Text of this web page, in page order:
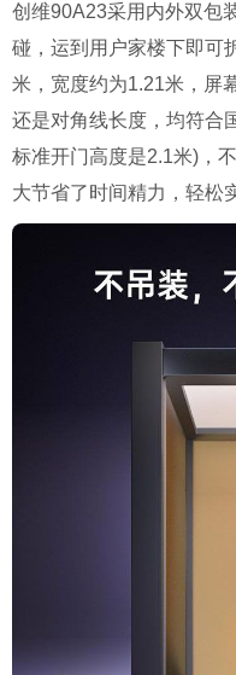
创维90A23采用内外双包
碰，运到用户家楼下即可
米，宽度约为1.21米，屏
还是对角线长度，均符合
标准开门高度是2.1米)，
大节省了时间精力，轻松